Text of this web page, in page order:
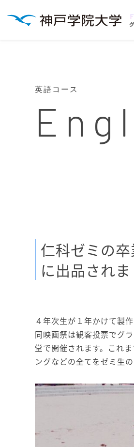
英語コース
仁科ゼミの
に出品され
４年次生が１年かけて製
同映画祭は観客投票でグ
堂で開催されます。これ
ングなどの全てをゼミ生